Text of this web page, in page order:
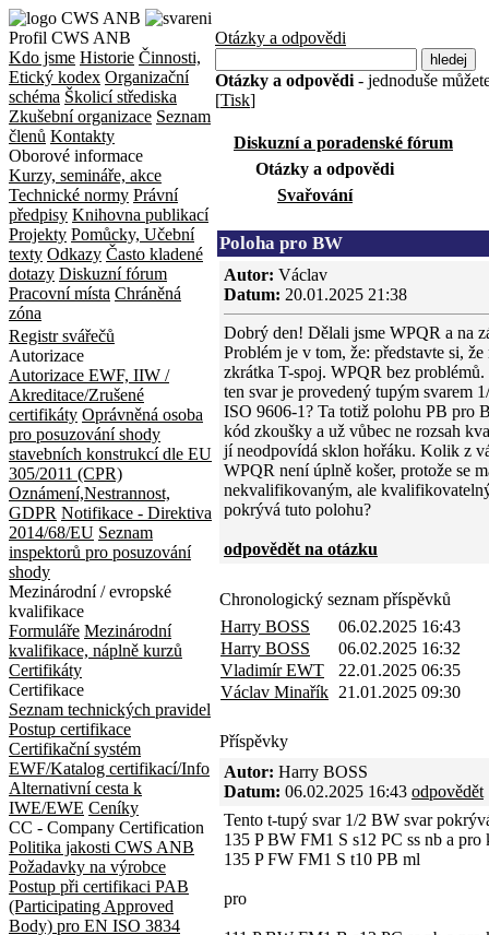
Profil CWS ANB
Kdo jsme Historie Činnosti,
Etický kodex Organizační
schéma Školicí střediska
Zkušební organizace Seznam
členů Kontakty
Oborové informace
Kurzy, semináře, akce
Technické normy Právní
předpisy Knihovna publikací
Projekty Pomůcky, Učební
texty Odkazy Často kladené
dotazy Diskuzní fórum
Pracovní místa Chráněná
zóna
Registr svářečů
Autorizace
Autorizace EWF, IIW /
Akreditace/Zrušené
certifikáty Oprávněná osoba
pro posuzování shody
stavebních konstrukcí dle EU
305/2011 (CPR)
Oznámení,Nestrannost,
GDPR Notifikace - Direktiva
2014/68/EU Seznam
inspektorů pro posuzování
shody
Mezinárodní / evropské
kvalifikace
Formuláře Mezinárodní
kvalifikace, náplně kurzů
Certifikáty
Certifikace
Seznam technických pravidel
Postup certifikace
Certifikační systém
EWF/Katalog certifikací/Info
Alternativní cesta k
IWE/EWE Ceníky
CC - Company Certification
Politika jakosti CWS ANB
Požadavky na výrobce
Postup při certifikaci PAB
(Participating Approved
Body) pro EN ISO 3834
Otázky a odpovědi
Otázky a odpovědi - jednoduše
[Tisk]
Diskuzní a poradenské fórum
Otázky a odpovědi
Svařování
Poloha pro BW
Autor: Václav
Datum: 20.01.2025 21:38
Dobrý den! Dělali jsme WPQR a na
Problém je v tom, že: představte si,
zkrátka T-spoj. WPQR bez
ten svar je provedený tupým svarem
ISO 9606-1? Ta totiž polohu PB pro
kód zkoušky a už vůbec ne rozsah
jí neodpovídá sklon hořáku. Kolik z
WPQR není úplně košer, protože se
nekvalifikovaným, ale
pokrývá tuto polohu?
odpovědět na otázku
Chronologický seznam příspěvků
Harry BOSS
06.02.2025 16:43
Harry BOSS
06.02.2025 16:32
Vladimír EWT
22.01.2025 06:35
Václav Minařík 21.01.2025 09:30
Příspěvky
Autor: Harry BOSS
Datum: 06.02.2025 16:43 odpovědět
Tento t-tupý svar 1/2 BW svar
135 P BW FM1 S s12 PC ss nb a pro
135 P FW FM1 S t10 PB ml
pro